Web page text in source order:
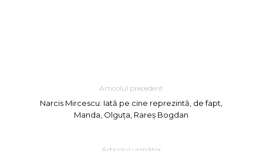
Articolul precedent
Narcis Mircescu: Iată pe cine reprezintă, de fapt,
Manda, Olguța, Rareș Bogdan